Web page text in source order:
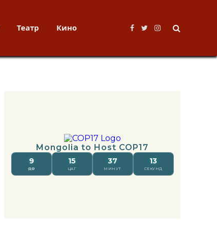
Театр Кино
Facebook
TwitterInstagram